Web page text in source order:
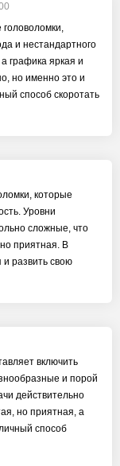
головоломки,
и нестандартного
графика яркая и
но именно это и
способ скоротать
которые
Уровни
сложные, что
приятная. В
развить свою
включить
и порой
действительно
но приятная, а
способ